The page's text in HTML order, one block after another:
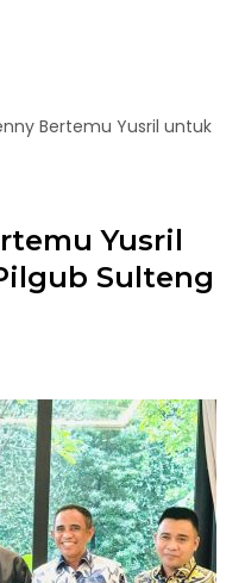
Bertemu Yusril untuk
Yusril
Sulteng